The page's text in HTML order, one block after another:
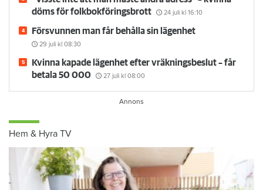
döms för folkbokföringsbrott
24 juli kl 16:10
Försvunnen man får behålla sin lägenhet
29 juli kl 08:30
Kvinna kapade lägenhet efter vräkningsbeslut – får
betala 50 000
27 juli kl 08:00
Hem & Hyra TV